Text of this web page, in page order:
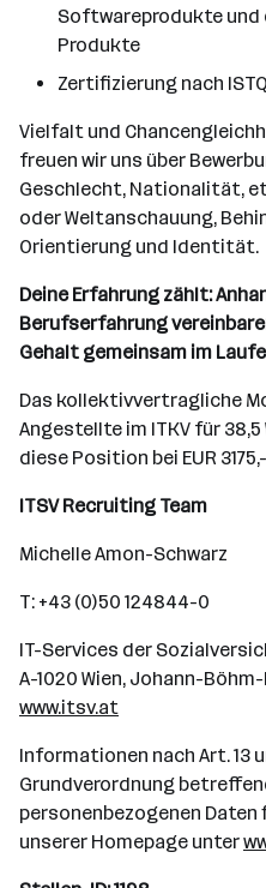
Softwareprodukte und
Produkte
Zertifizierung nach
Vielfalt und
freuen wir uns über
Geschlecht, Nationalität,
oder Weltanschauung,
Orientierung und Identität.
Deine Erfahrung zählt:
Berufserfahrung
Gehalt gemeinsam im
Das kollektivvertragliche
Angestellte im ITKV für
diese Position bei EUR
ITSV Recruiting Team
Michelle Amon-Schwarz
T: +43 (0)50 124844-0
IT-Services der
A-1020 Wien, Johann-
www.itsv.at
Informationen nach Art. 13
Grundverordnung
personenbezogenen
unserer Homepage unter